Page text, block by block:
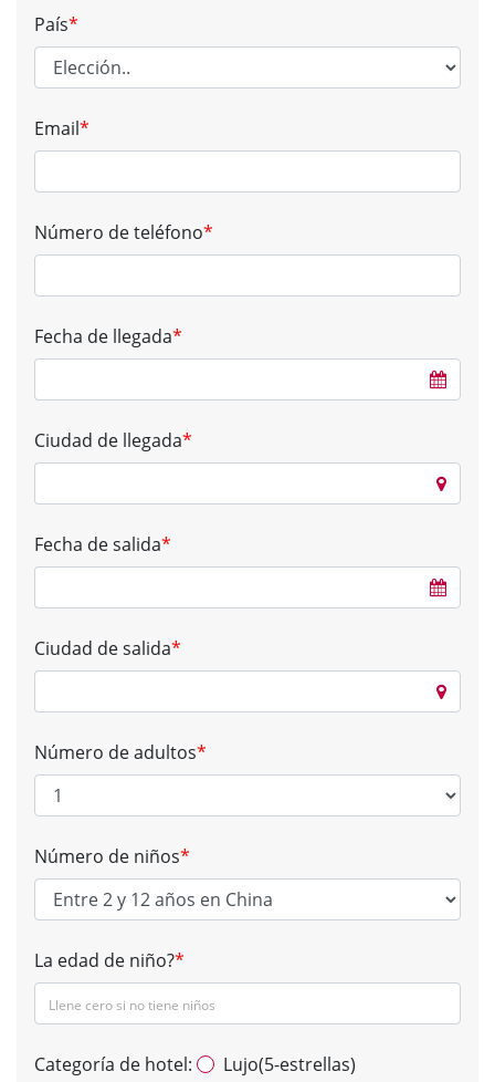
País*
Email*
Número de teléfono*
Fecha de llegada*
Ciudad de llegada*
Fecha de salida*
Ciudad de salida*
Número de adultos*
Número de niños*
La edad de niño?*
Categoría de hotel:
Lujo(5-estrellas)